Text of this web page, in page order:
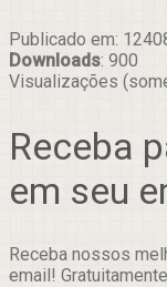
Publicado em:
Downloads: 900
Visualizações
Receba
em seu
Receba nossos
email!